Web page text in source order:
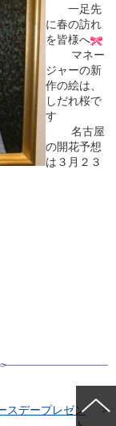
一足先
に春の訪れ
を皆様へ
マネー
ジャーの新
作の絵は、
しだれ桜で
す
名古屋
の開花予想
は３月２３
スデープレゼン